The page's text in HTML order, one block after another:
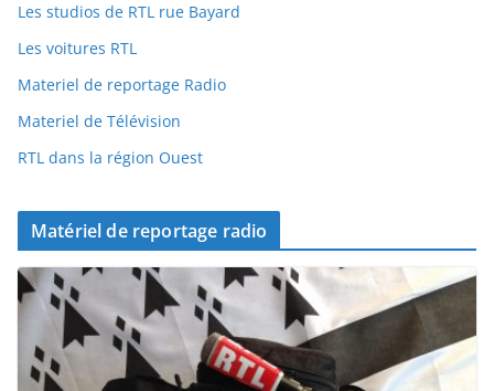
Les studios de RTL rue Bayard
Les voitures RTL
Materiel de reportage Radio
Materiel de Télévision
RTL dans la région Ouest
Matériel de reportage radio